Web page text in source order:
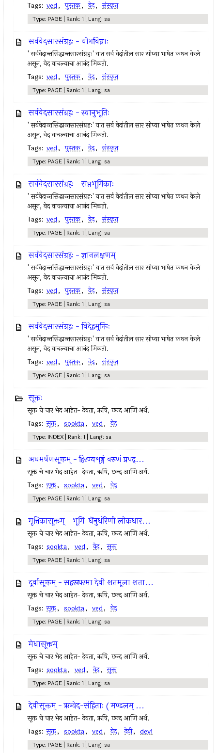
Tags: ved, पुस्तक, वेद, संस्कृत
Type: PAGE | Rank: 1 | Lang: sa
सर्ववेदसारसंग्रहः - योगविघ्नाः
' सर्ववेदान्तसिद्धान्तसारसंग्रहः' यात सर्व वेदांतील सार सोप्या भाषेत कथन केले
असून, वेद वाचल्याचा आनंद मिळतो.
Tags: ved, पुस्तक, वेद, संस्कृत
Type: PAGE | Rank: 1 | Lang: sa
सर्ववेदसारसंग्रहः - स्वानुभूतिः
' सर्ववेदान्तसिद्धान्तसारसंग्रहः' यात सर्व वेदांतील सार सोप्या भाषेत कथन केले
असून, वेद वाचल्याचा आनंद मिळतो.
Tags: ved, पुस्तक, वेद, संस्कृत
Type: PAGE | Rank: 1 | Lang: sa
सर्ववेदसारसंग्रहः - सप्तभूमिकाः
' सर्ववेदान्तसिद्धान्तसारसंग्रहः' यात सर्व वेदांतील सार सोप्या भाषेत कथन केले
असून, वेद वाचल्याचा आनंद मिळतो.
Tags: ved, पुस्तक, वेद, संस्कृत
Type: PAGE | Rank: 1 | Lang: sa
सर्ववेदसारसंग्रहः - ज्ञानलक्षणम्
' सर्ववेदान्तसिद्धान्तसारसंग्रहः' यात सर्व वेदांतील सार सोप्या भाषेत कथन केले
असून, वेद वाचल्याचा आनंद मिळतो.
Tags: ved, पुस्तक, वेद, संस्कृत
Type: PAGE | Rank: 1 | Lang: sa
सर्ववेदसारसंग्रहः - विदेहमुक्तिः
' सर्ववेदान्तसिद्धान्तसारसंग्रहः' यात सर्व वेदांतील सार सोप्या भाषेत कथन केले
असून, वेद वाचल्याचा आनंद मिळतो.
Tags: ved, पुस्तक, वेद, संस्कृत
Type: PAGE | Rank: 1 | Lang: sa
सूक्तः
सूक्त चे चार भेद आहेत- देवता, ऋषि, छन्द आणि अर्थ.
Tags: सूक्त, sookta, ved, वेद
Type: INDEX | Rank: 1 | Lang: sa
अघमर्षणसूक्तम् - हिरण्यशृङ्गं वरुणं प्रपद्...
सूक्त चे चार भेद आहेत- देवता, ऋषि, छन्द आणि अर्थ.
Tags: सूक्त, sookta, ved, वेद
Type: PAGE | Rank: 1 | Lang: sa
मृत्तिकासूक्तम् - भूमि-र्धेनुर्धरिणी लोकधार...
सूक्त चे चार भेद आहेत- देवता, ऋषि, छन्द आणि अर्थ.
Tags: sookta, ved, वेद, सूक्त
Type: PAGE | Rank: 1 | Lang: sa
दूर्वासूक्तम् - सहस्रपरमा देवी शतमूला शता...
सूक्त चे चार भेद आहेत- देवता, ऋषि, छन्द आणि अर्थ.
Tags: सूक्त, sookta, ved, वेद
Type: PAGE | Rank: 1 | Lang: sa
मेधासूक्तम्
सूक्त चे चार भेद आहेत- देवता, ऋषि, छन्द आणि अर्थ.
Tags: sookta, ved, वेद, सूक्त
Type: PAGE | Rank: 1 | Lang: sa
देवीसूक्तम् - ऋग्वेद-संहिताः ( मण्डलम् ...
सूक्त चे चार भेद आहेत- देवता, ऋषि, छन्द आणि अर्थ.
Tags: सूक्त, sookta, ved, वेद, देवी, devi
Type: PAGE | Rank: 1 | Lang: sa